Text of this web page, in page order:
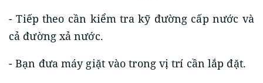
- Tiếp theo cần kiểm tra kỹ đường cấp nước và
cả đường xả nước.
- Bạn đưa máy giặt vào trong vị trí cần lắp đặt.